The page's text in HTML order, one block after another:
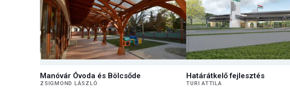
Manóvár Óvoda és Bölcsőde
ZSIGMOND LÁSZLÓ
Határátkelő fejlesztés
TURI ATTILA